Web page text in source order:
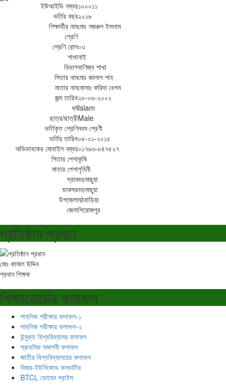
ইউআইডি নম্বর১০০০১১
ভর্তির বছর২০১৬
শিক্ষার্থীর নামমোঃ নজরুল ইসলাম
শ্রেণি
শ্রেণি রোল০৩
শাখানাই
বিভাগবাণিজ্য শাখা
পিতার নামমোঃ জালাল শাহ
মাতার নামমোসাঃ ফরিদা বেগম
জন্ম তারিখ২৮-০৬-২০০২
ধর্মIslam
ছাত্র/ছাত্রীMale
ভর্তিকৃত শ্রেণিনবম শ্রেণী
ভর্তির তারিখ০৫-০১-২০১৫
অভিভাবকের মোবাইল নম্বর০১৭৬৩-৮৪৭৫২৭
পিতার পেশাকৃষি
মাতার পেশাগৃহিনী
গ্রামবড়মাছুয়া
ডাকঘরবড়মাছুয়া
উপজেলামঠবাড়িয়া
জেলাপিরোজপুর
প্রতিষ্ঠান প্রধান
মোঃ কামাল উদ্দিন
প্রধান শিক্ষক
শিক্ষাবোর্ডের ফলাফল
পাবলিক পরীক্ষার ফলাফল-১
পাবলিক পরীক্ষার ফলাফল-২
উন্মুক্ত বিশ্ববিদ্যালয় ফলাফল
প্রাথমিক সমাপনী ফলাফল
জাতীয় বিশ্ববিদ্যালয়ের ফলাফল
বিজয়-ইউনিকোড কনভার্টার
BTCL ডোমেন প্রাইস